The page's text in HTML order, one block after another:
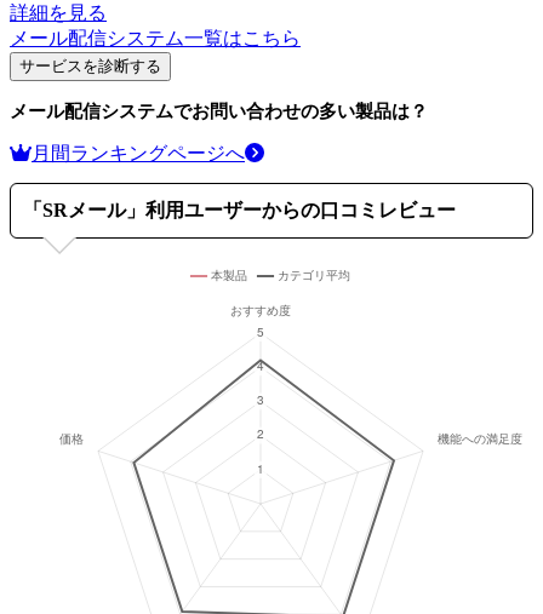
詳細を見る
メール配信システム一覧はこちら
サービスを診断する
メール配信システムでお問い合わせの多い製品は？
月間ランキングページへ
「 SRメール」利用ユーザーからの口コミレビュー